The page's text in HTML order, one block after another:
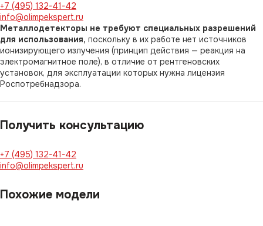
+7 (495) 132-41-42
info@olimpekspert.ru
Металлодетекторы не требуют специальных разрешений
для использования, поскольку в их работе нет источников
ионизирующего излучения (принцип действия — реакция на
электромагнитное поле), в отличие от рентгеновских
установок, для эксплуатации которых нужна лицензия
Роспотребнадзора.
Получить консультацию
+7 (495) 132-41-42
info@olimpekspert.ru
Похожие модели